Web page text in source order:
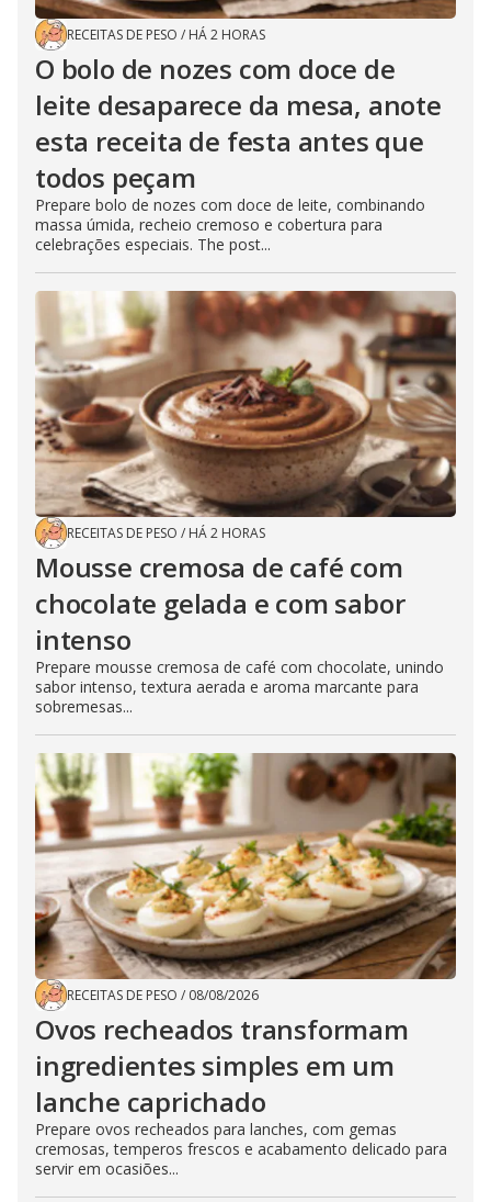
RECEITAS DE PESO / HÁ 2 HORAS
O bolo de nozes com doce de
leite desaparece da mesa, anote
esta receita de festa antes que
todos peçam
Prepare bolo de nozes com doce de leite, combinando
massa úmida, recheio cremoso e cobertura para
celebrações especiais. The post...
RECEITAS DE PESO / HÁ 2 HORAS
Mousse cremosa de café com
chocolate gelada e com sabor
intenso
Prepare mousse cremosa de café com chocolate, unindo
sabor intenso, textura aerada e aroma marcante para
sobremesas...
RECEITAS DE PESO / 08/08/2026
Ovos recheados transformam
ingredientes simples em um
lanche caprichado
Prepare ovos recheados para lanches, com gemas
cremosas, temperos frescos e acabamento delicado para
servir em ocasiões...